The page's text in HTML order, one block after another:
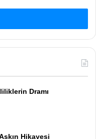
Dramı
Hikayesi